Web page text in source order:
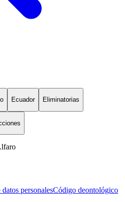
Ecuador Eliminatorias
personalesCódigo deontológico